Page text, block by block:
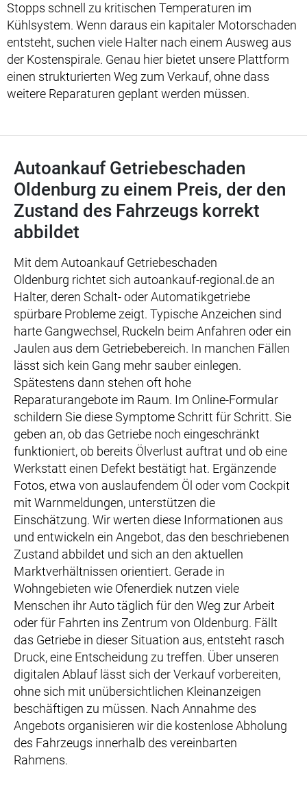
Stopps schnell zu kritischen Temperaturen im
Kühlsystem. Wenn daraus ein kapitaler Motorschaden
entsteht, suchen viele Halter nach einem Ausweg aus
der Kostenspirale. Genau hier bietet unsere Plattform
einen strukturierten Weg zum Verkauf, ohne dass
weitere Reparaturen geplant werden müssen.
Autoankauf Getriebeschaden
Oldenburg zu einem Preis, der den
Zustand des Fahrzeugs korrekt
abbildet
Mit dem Autoankauf Getriebeschaden
Oldenburg richtet sich autoankauf-regional.de an
Halter, deren Schalt- oder Automatikgetriebe
spürbare Probleme zeigt. Typische Anzeichen sind
harte Gangwechsel, Ruckeln beim Anfahren oder ein
Jaulen aus dem Getriebebereich. In manchen Fällen
lässt sich kein Gang mehr sauber einlegen.
Spätestens dann stehen oft hohe
Reparaturangebote im Raum. Im Online-Formular
schildern Sie diese Symptome Schritt für Schritt. Sie
geben an, ob das Getriebe noch eingeschränkt
funktioniert, ob bereits Ölverlust auftrat und ob eine
Werkstatt einen Defekt bestätigt hat. Ergänzende
Fotos, etwa von auslaufendem Öl oder vom Cockpit
mit Warnmeldungen, unterstützen die
Einschätzung. Wir werten diese Informationen aus
und entwickeln ein Angebot, das den beschriebenen
Zustand abbildet und sich an den aktuellen
Marktverhältnissen orientiert. Gerade in
Wohngebieten wie Ofenerdiek nutzen viele
Menschen ihr Auto täglich für den Weg zur Arbeit
oder für Fahrten ins Zentrum von Oldenburg. Fällt
das Getriebe in dieser Situation aus, entsteht rasch
Druck, eine Entscheidung zu treffen. Über unseren
digitalen Ablauf lässt sich der Verkauf vorbereiten,
ohne sich mit unübersichtlichen Kleinanzeigen
beschäftigen zu müssen. Nach Annahme des
Angebots organisieren wir die kostenlose Abholung
des Fahrzeugs innerhalb des vereinbarten
Rahmens.